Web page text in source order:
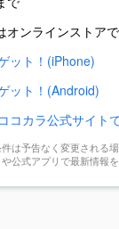
オンラインストア
ット！(iPhone)
ット！(Android)
コカラ公式サイト
は予告なく変更される場
公式アプリで最新情報を